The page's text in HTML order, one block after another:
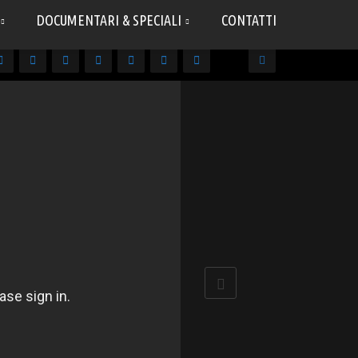
DOCUMENTARI & SPECIALI CONTATTI